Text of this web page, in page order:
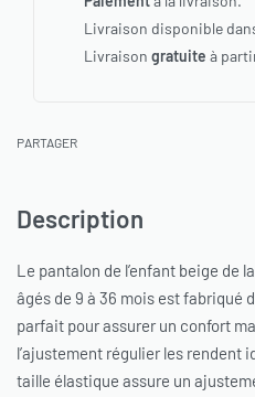
Livraison disponible
Livraison gratuite à
PARTAGER
Description
Le pantalon de l’enfant beige de
âgés de 9 à 36 mois est fabriqué
parfait pour assurer un confort
l’ajustement régulier les rendent
taille élastique assure un